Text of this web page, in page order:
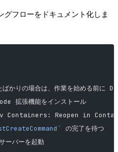
フローをドキュメント化しま
ばかりの場合は、作業を始める前
拡張機能をインストール
Containers: Reopen in
の完了を待つ
ーバーを起動